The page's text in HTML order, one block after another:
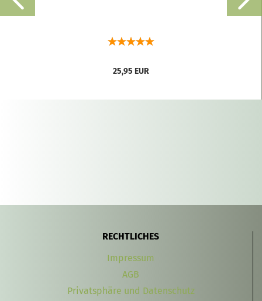
25,95 EUR
RECHTLICHES
Impressum
AGB
Privatsphäre und Datenschutz